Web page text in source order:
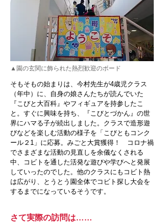
▲園の玄関に飾られた熱烈歓迎のボード
そもそもの始まりは、今村先生が4歳児クラス
（年中）に、自身の娘さんたちが読んでいた
『こびと大百科』やフィギュアを持参したこ
と。すぐに興味を持ち、『こびとづかん』の世
界にハマる子が続出しました。クラスで造形遊
びなどを楽しむ活動の様子を「こびともコンク
ール２1」に応募。みごと大賞獲得！ コロナ禍
でさまざまな活動の見直しを余儀なくされる
中、コビトを通した活発な遊びや学びへと発展
していったのでした。他のクラスにもコビト熱
は広がり、とうとう園全体でコビト探し大会を
するまでになっているそうです。
さて実際の訪問は……